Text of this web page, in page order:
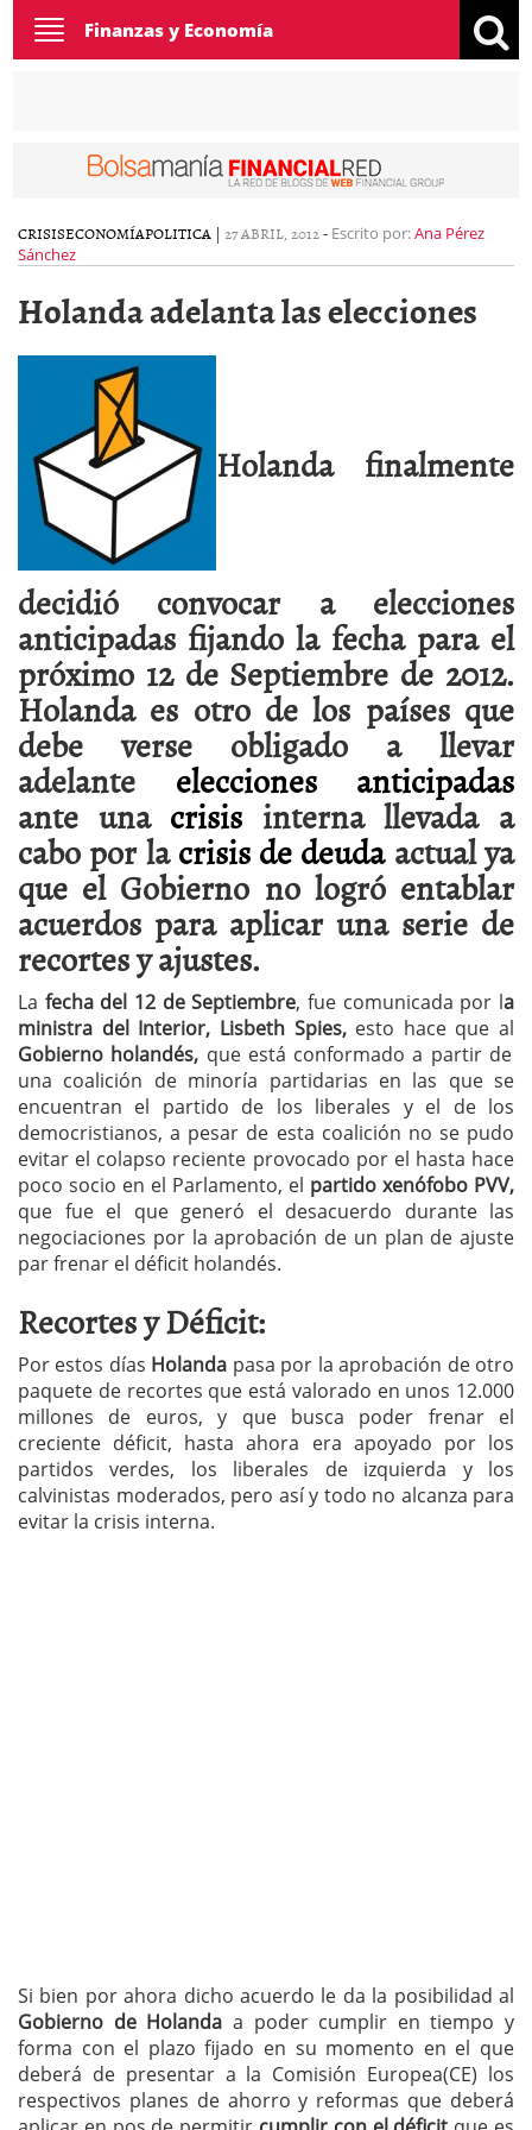
Toggle
navigation
Finanzas y Economía
CRISISECONOMÍAPOLITICA | 27 ABRIL, 2012- Escrito por:Ana Pérez
Sánchez
Holanda adelanta las elecciones
Holanda finalmente
decidió convocar a elecciones
anticipadas fijando la fecha para el
próximo 12 de Septiembre de 2012.
Holanda es otro de los países que
debe verse obligado a llevar
adelante elecciones anticipadas
ante una crisis interna llevada a
cabo por lacrisis de deudaactual ya
que el Gobierno no logró entablar
acuerdos para aplicar una serie de
recortes y ajustes.
La fecha del 12 de Septiembre, fue comunicada por la
ministra del Interior, Lisbeth Spies,esto hace que al
Gobierno holandés, que está conformado a partir de
una coalición de minoría partidarias en las que se
encuentran el partido de los liberales y el de los
democristianos, a pesar de esta coalición no se pudo
evitar el colapso reciente provocado por el hasta hace
poco socio en el Parlamento, el partido xenófobo PVV,
que fue el que generó el desacuerdo durante las
negociaciones por la aprobación de un plan de ajuste
par frenar el déficit holandés.
Recortes y Déficit:
Por estos días Holanda pasa por la aprobación de otro
paquete de recortes que está valorado en unos 12.000
millones de euros, y que busca poder frenar el
creciente déficit, hasta ahora era apoyado por los
partidos verdes, los liberales de izquierda y los
calvinistas moderados, pero así y todo no alcanza para
evitar la crisis interna.
Si bien por ahora dicho acuerdo le da la posibilidad al
Gobierno de Holanda a poder cumplir en tiempo y
forma con el plazo fijado en su momento en el que
deberá de presentar a la Comisión Europea(CE) los
respectivos planes de ahorro y reformas que deberá